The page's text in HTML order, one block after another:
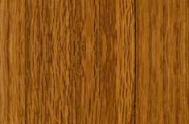
Наши туристически обекти
Фото галерия